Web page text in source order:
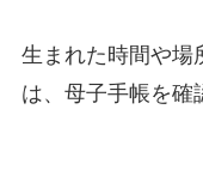
生まれた時間や場
は、母子手帳を確